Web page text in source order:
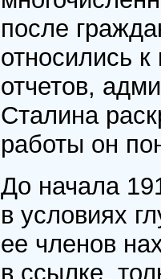
после
относились
отчетов,
Сталина
работы он
До начала
в условиях
ее членов
в ссылке,